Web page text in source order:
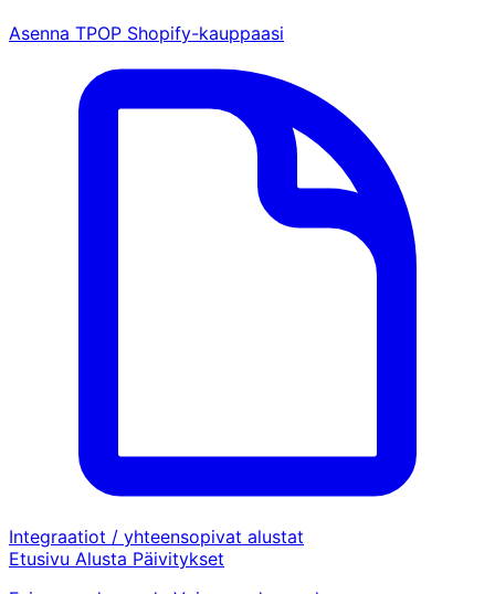
Asenna TPOP Shopify-kauppaasi
Integraatiot / yhteensopivat alustat
Etusivu Alusta Päivitykset